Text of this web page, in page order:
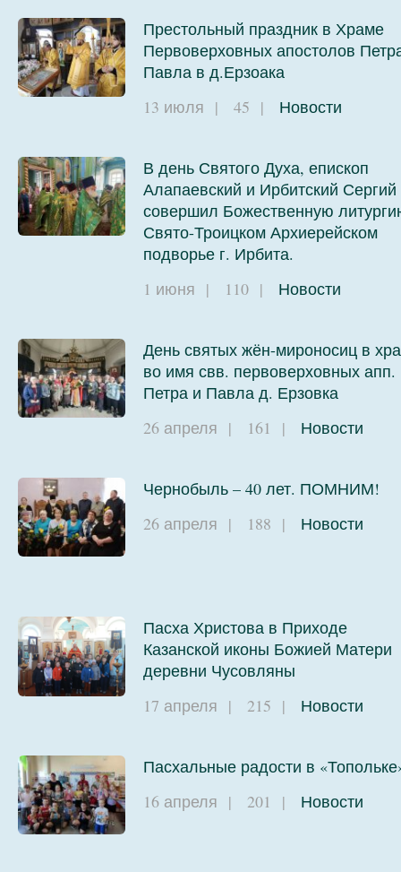
Престольный праздник в Храме
Первоверховных апостолов
Павла в д.Ерзоака
13 июля | 45 | Новости
В день Святого Духа, епископ
Алапаевский и Ирбитский Сергий
совершил Божественную
Свято-Троицком Архиерейском
подворье г. Ирбита.
1 июня | 110 | Новости
День святых жён-мироносиц в
во имя свв. первоверховных апп.
Петра и Павла д. Ерзовка
26 апреля | 161 | Новости
Чернобыль – 40 лет. ПОМНИМ!
26 апреля | 188 | Новости
Пасха Христова в Приходе
Казанской иконы Божией Матери
деревни Чусовляны
17 апреля | 215 | Новости
Пасхальные радости в
16 апреля | 201 | Новости